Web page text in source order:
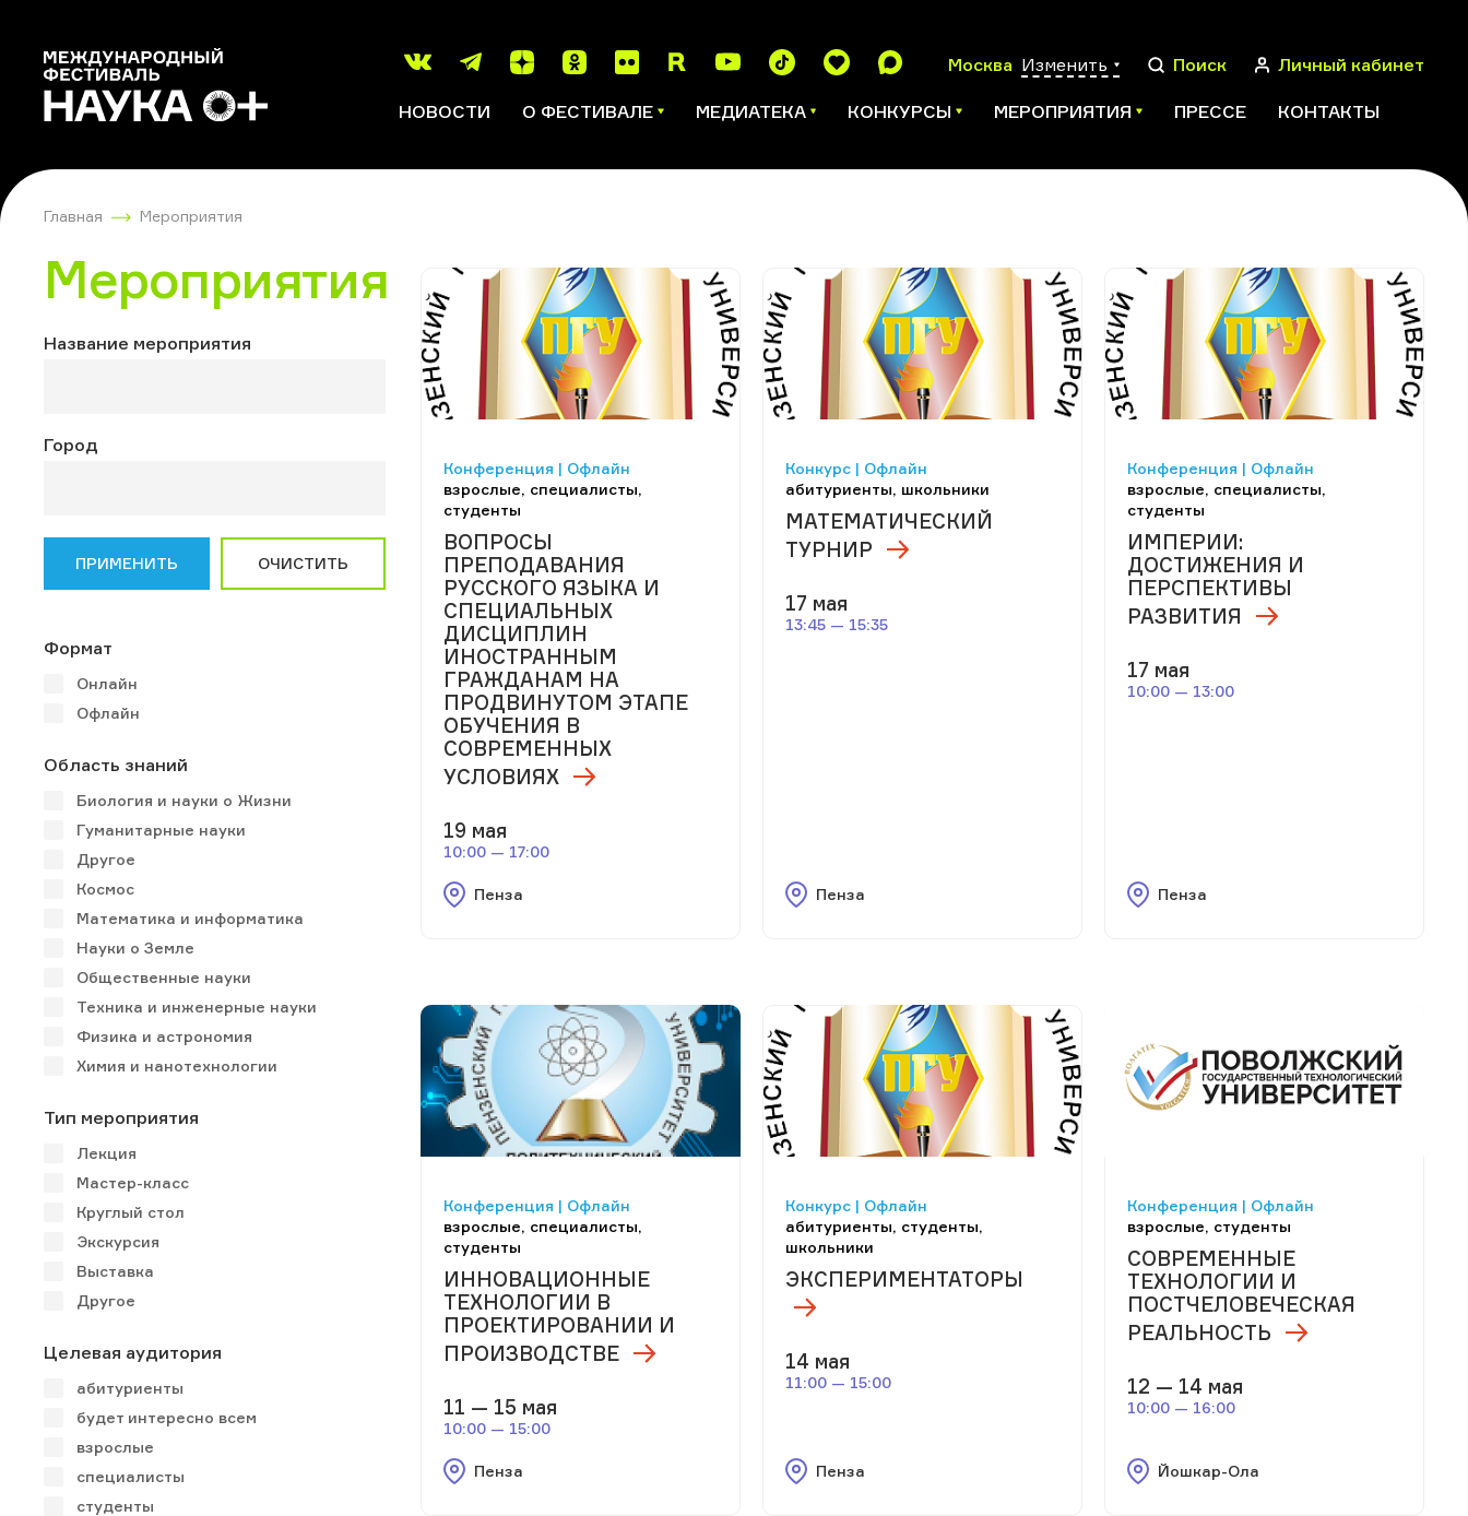
Москва Изменить Поиск
ПОИСК
Личный кабинет
НОВОСТИ О ФЕСТИВАЛЕ МЕДИАТЕКА КОНКУРСЫ МЕРОПРИЯТИЯ ПРЕССЕ КОНТАКТЫ
Главная Мероприятия
Мероприятия
Название мероприятия
Город
ПРИМЕНИТЬ ОЧИСТИТЬ
Формат
Онлайн
Офлайн
Область знаний
Биология и науки о Жизни
Гуманитарные науки
Другое
Космос
Математика и информатика
Науки о Земле
Общественные науки
Техника и инженерные науки
Физика и астрономия
Химия и нанотехнологии
Тип мероприятия
Лекция
Мастер-класс
Круглый стол
Экскурсия
Выставка
Другое
Целевая аудитория
абитуриенты
будет интересно всем
взрослые
специалисты
студенты
Конференция | Офлайн
взрослые, специалисты,
студенты
ВОПРОСЫ
ПРЕПОДАВАНИЯ
РУССКОГО ЯЗЫКА И
СПЕЦИАЛЬНЫХ
ДИСЦИПЛИН
ИНОСТРАННЫМ
ГРАЖДАНАМ НА
ПРОДВИНУТОМ ЭТАПЕ
ОБУЧЕНИЯ В
СОВРЕМЕННЫХ
УСЛОВИЯХ
19 мая
10:00 — 17:00
Пенза
Конкурс | Офлайн
абитуриенты, школьники
МАТЕМАТИЧЕСКИЙ
ТУРНИР
17 мая
13:45 — 15:35
Пенза
Конференция | Офлайн
взрослые, специалисты,
студенты
ИМПЕРИИ:
ДОСТИЖЕНИЯ И
ПЕРСПЕКТИВЫ
РАЗВИТИЯ
17 мая
10:00 — 13:00
Пенза
Конференция | Офлайн
взрослые, специалисты,
студенты
ИННОВАЦИОННЫЕ
ТЕХНОЛОГИИ В
ПРОЕКТИРОВАНИИ И
ПРОИЗВОДСТВЕ
11 — 15 мая
10:00 — 15:00
Пенза
Конкурс | Офлайн
абитуриенты, студенты,
школьники
ЭКСПЕРИМЕНТАТОРЫ
14 мая
11:00 — 15:00
Пенза
Конференция | Офлайн
взрослые, студенты
СОВРЕМЕННЫЕ
ТЕХНОЛОГИИ И
ПОСТЧЕЛОВЕЧЕСКАЯ
РЕАЛЬНОСТЬ
12 — 14 мая
10:00 — 16:00
Йошкар-Ола